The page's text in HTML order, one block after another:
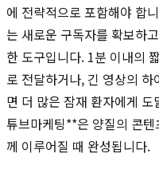
에 전략적으로 포함해야 합
는 새로운 구독자를 확보하
한 도구입니다. 1분 이내의
로 전달하거나, 긴 영상의
면 더 많은 잠재 환자에게
튜브마케팅**은 양질의 콘
께 이루어질 때 완성됩니다.